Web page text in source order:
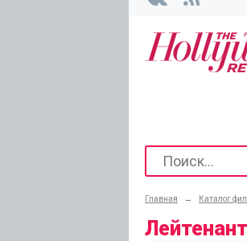
Главная → Каталог
Лейтенант